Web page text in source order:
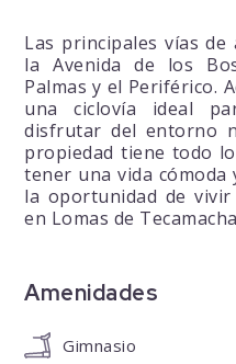
Las principales vías de
la Avenida de los
Palmas y el Periférico.
una ciclovía ideal
disfrutar del entorno
propiedad tiene todo
tener una vida cómoda
la oportunidad de
en Lomas de
Amenidades
Gimnasio